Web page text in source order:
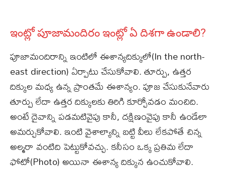
ఇంట్లో పూజామందిరం ఇంట్లో ఏ దిశగా ఉండాలి?
పూజామందిరాన్ని ఇంటిలో ఈశాన్యదిక్కులో(In the north-
east direction) ఏర్పాటు చేసుకోవాలి. తూర్పు, ఉత్తర
దిక్కుల మధ్య ఉన్న ప్రాంతమే ఈశాన్యం. పూజ చేసుకునేవారు
తూర్పు లేదా ఉత్తర దిక్కులకు తిరిగి కూర్చోవడం మంచిది.
అంటే దైవాన్ని పడమటివైపు కానీ, దక్షిణంవైపు కానీ ఉండేలా
అమర్చుకోవాలి. ఇంటి వైశాల్యాన్ని బట్టి వీలు లేకపోతే చిన్న
అల్మరా వంటిది పెట్టుకోవచ్చు. కనీసం ఒక్క ప్రతిమ లేదా
ఫోటో(Photo) అయినా ఈశాన్య దిక్కున ఉంచుకోవాలి.